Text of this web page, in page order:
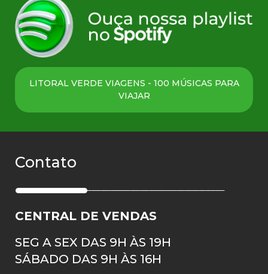
LITORAL VERDE VIAGENS - 100 MÚSICAS PARA
VIAJAR
Contato
CENTRAL DE VENDAS
SEG A SEX DAS 9H ÀS 19H
SÁBADO DAS 9H ÀS 16H